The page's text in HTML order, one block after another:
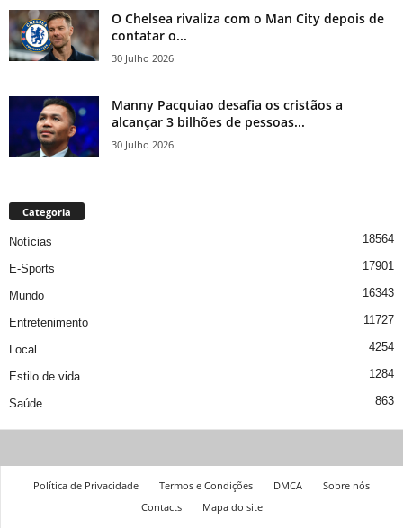
O Chelsea rivaliza com o Man City depois de
contatar o...
30 Julho 2026
Manny Pacquiao desafia os cristãos a
alcançar 3 bilhões de pessoas...
30 Julho 2026
Categoria
Notícias 18564
E-Sports 17901
Mundo 16343
Entretenimento 11727
Local 4254
Estilo de vida 1284
Saúde 863
Política de Privacidade Termos e Condições DMCA
Sobre nós
Contacts
Mapa do site